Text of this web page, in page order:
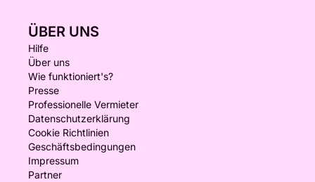
ÜBER UNS
Hilfe
Über uns
Wie funktioniert's?
Presse
Professionelle Vermieter
Datenschutzerklärung
Cookie Richtlinien
Geschäftsbedingungen
Impressum
Partner